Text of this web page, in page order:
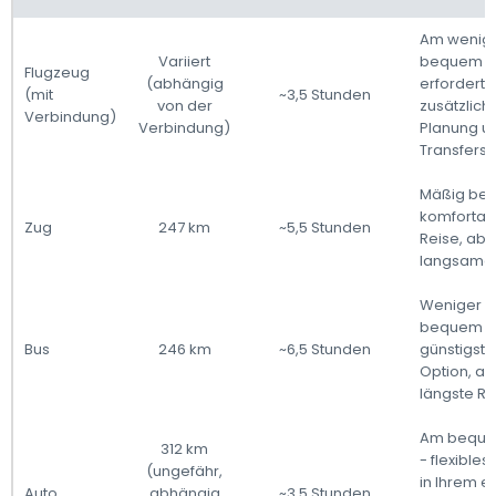
Flugzeug
(mit
Verbindung)
Variiert
(abhängig
von der
Verbindung)
~3,5 Stunden
Am
bequem -
erfordert
Planung
Transfers
Zug 247 km ~5,5 Stunden
Mäßig
Reise,
Bus 246 km ~6,5 Stunden
Weniger
bequem -
günstigste
Option,
längste
312 km
(ungefähr,
Am
- flexibles
in Ihrem